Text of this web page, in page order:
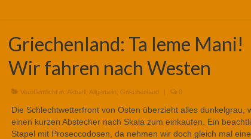
Griechenland: Ta leme Mani!
Wir fahren nach Westen
Veröffentlicht in: Aktuell, Allgemein Griechenland | 0
Die Schlechtwetterfront von Osten überzieht alles dunkelgrau,
einen kurzen Abstecher nach Skala zum einkaufen. Ein
Stapel mit Proseccodosen, da nehmen wir doch gleich mal